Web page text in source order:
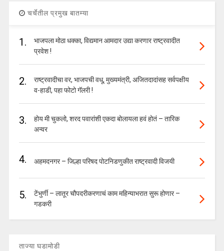
चर्चेतील प्रमुख बातम्या
1.
भाजपला मोठा धक्का, विद्यमान आमदार उद्या करणार राष्ट्रवादीत
प्रवेश !
2.
राष्ट्रवादीचा वर, भाजपची वधू, मुख्यमंत्री, अजितदादांसह सर्वपक्षीय
व-हाडी, पहा फोटो गॅलरी !
3.
होय मी चुकलो, शरद पवारांशी एकदा बोलायला हवं होतं – तारिक
अन्वर
4. अहमदनगर – जिल्हा परिषद पोटनिडणुकीत राष्ट्रवादी विजयी
5.
टेंभुर्णी – लातूर चौपदरीकरणाचं काम महिन्याभरात सुरू होणार –
गडकरी
ताज्या घडामोडी